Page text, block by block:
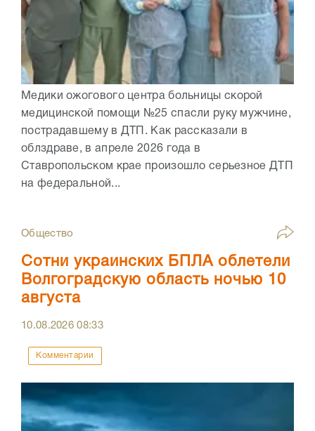
Медики ожогового центра больницы скорой
медицинской помощи №25 спасли руку мужчине,
пострадавшему в ДТП. Как рассказали в
облздраве, в апреле 2026 года в
Ставропольском крае произошло серьезное ДТП
на федеральной...
Общество
Сотни украинских БПЛА облетели
Волгоградскую область ночью 10
августа
10.08.202608:33
Комментарии